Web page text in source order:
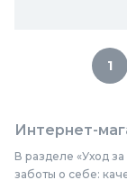
1
Интернет-
В разделе «Уход
заботы о себе: